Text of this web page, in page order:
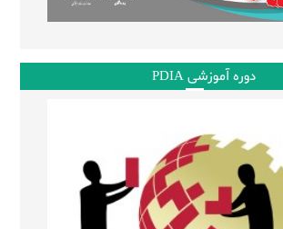
دوره آموزشی PDIA